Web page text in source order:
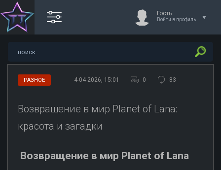
Гость
Войти в профиль
РАЗНОЕ 4-04-2026, 15:01 0 83
Возвращение в мир Planet of Lana:
красота и загадки
Возвращение в мир Planet of Lana